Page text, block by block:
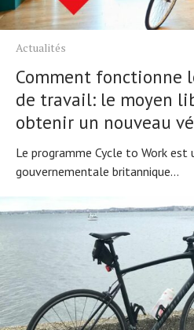
Actualités
Comment fonctionne
de travail: le moyen
obtenir un nouveau
Le programme Cycle to Work est
gouvernementale britannique...